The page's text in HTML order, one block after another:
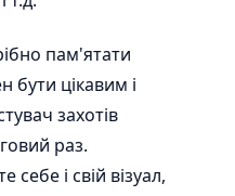
пам'ятати
бути цікавим і
захотів
раз.
і свій візуал,